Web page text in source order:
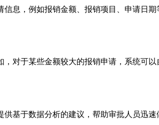
息，例如报销金额、报销项目、申请日
对于某些金额较大的报销申请，系统可
基于数据分析的建议，帮助审批人员迅速